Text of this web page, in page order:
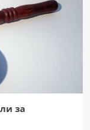
за